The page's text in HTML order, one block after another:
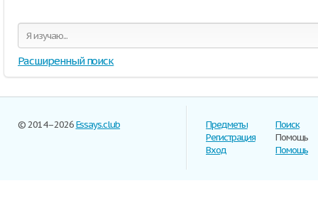
Расширенный поиск
© 2014–2026Essays.club
Предметы
Регистрация
Вход
Поиск
Помощь
Помощь